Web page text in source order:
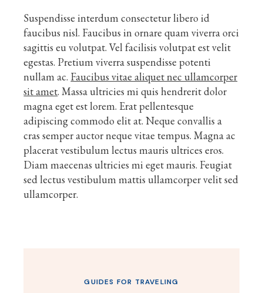
Suspendisse interdum consectetur libero id
faucibus nisl. Faucibus in ornare quam viverra orci
sagittis eu volutpat. Vel facilisis volutpat est velit
egestas. Pretium viverra suspendisse potenti
nullam ac. Faucibus vitae aliquet nec ullamcorper
sit amet. Massa ultricies mi quis hendrerit dolor
magna eget est lorem. Erat pellentesque
adipiscing commodo elit at. Neque convallis a
cras semper auctor neque vitae tempus. Magna ac
placerat vestibulum lectus mauris ultrices eros.
Diam maecenas ultricies mi eget mauris. Feugiat
sed lectus vestibulum mattis ullamcorper velit sed
ullamcorper.
GUIDES FOR TRAVELING